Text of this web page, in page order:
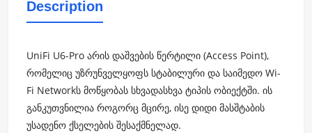
Description
UniFi U6-Pro არის დაშვების წერტილი (Access Point),
რომელიც უზრუნველყოფს სტაბილური და საიმედო Wi-
Fi Networkს მოწყობას სხვადასხვა ტიპის ობიექტში. ის
განკუთვნილია როგორც მცირე, ისე დიდი მასშტაბის
უსადენო ქსელების შესაქმნელად.